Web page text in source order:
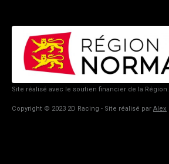
Site réalisé avec le soutien financier de la Région.
Copyright © 2023 2D Racing - Site réalisé par Alex